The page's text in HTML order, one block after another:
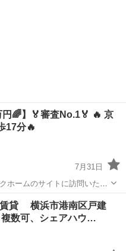
円🌈】🏅審査No.1🏅 🔥 京
17分🔥
7月31日
産屋を目指し 活動しております。 ✨弊社の特徴✨ ◼︎...
建て 物件
賃貸 横浜市港南区戸建
数可、シェアハウ…